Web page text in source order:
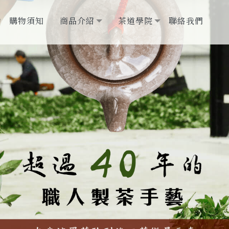
購物須知 商品介紹 茶道學院 聯絡我們